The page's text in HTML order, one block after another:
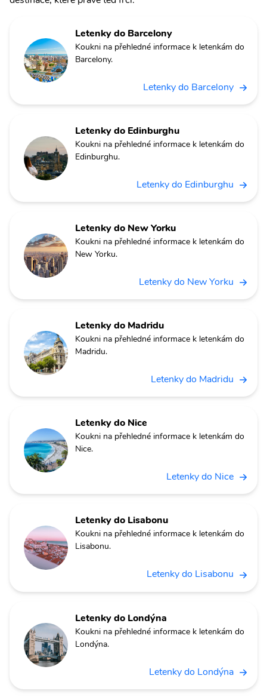
Letenky do Barcelony
Koukni na přehledné informace k letenkám do
Barcelony.
Letenky do Barcelony
Letenky do Edinburghu
Koukni na přehledné informace k letenkám do
Edinburghu.
Letenky do Edinburghu
Letenky do New Yorku
Koukni na přehledné informace k letenkám do
New Yorku.
Letenky do New Yorku
Letenky do Madridu
Koukni na přehledné informace k letenkám do
Madridu.
Letenky do Madridu
Letenky do Nice
Koukni na přehledné informace k letenkám do
Nice.
Letenky do Nice
Letenky do Lisabonu
Koukni na přehledné informace k letenkám do
Lisabonu.
Letenky do Lisabonu
Letenky do Londýna
Koukni na přehledné informace k letenkám do
Londýna.
Letenky do Londýna